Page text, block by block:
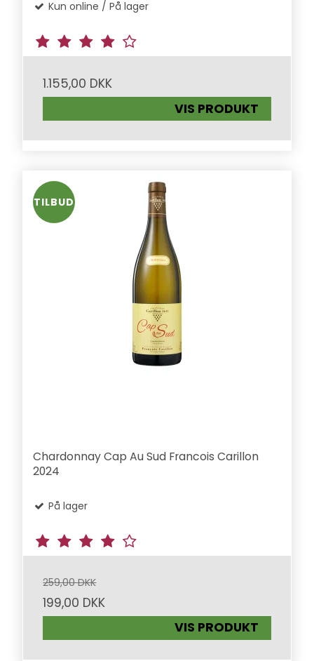
Kun online / På lager
1.155,00 DKK
VIS PRODUKT
TILBUD
Chardonnay Cap Au Sud Francois Carillon
2024
På lager
259,00 DKK
199,00 DKK
VIS PRODUKT